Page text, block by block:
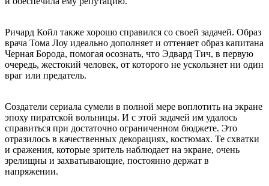
Ричард Койл также хорошо справился со своей задачей. Образ
врача Тома Лоу идеально дополняет и оттеняет образ капитана
Черная Борода, помогая осознать, что Эдвард Тич, в первую
очередь, жестокий человек, от которого не ускользнет ни один
враг или предатель.
Создатели сериала сумели в полной мере воплотить на экране
эпоху пиратской вольницы. И с этой задачей им удалось
справиться при достаточно ограниченном бюджете. Это
отразилось в качественных декорациях, костюмах. Те схватки
и сражения, которые зритель наблюдает на экране, очень
зрелищны и захватывающие, постоянно держат в
напряжении.